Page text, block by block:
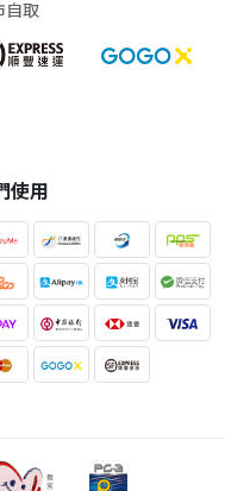
自取
使用